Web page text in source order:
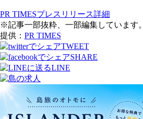
PR TIMESプレスリリース詳細
※記事一部抜粋、一部編集しています。
提供： PR TIMES
TWEET
SHARE
LINE